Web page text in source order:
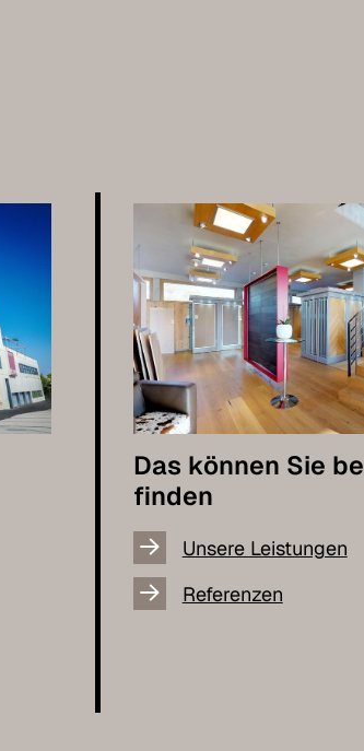
Das können Sie
finden
Unsere Leistungen
Referenzen